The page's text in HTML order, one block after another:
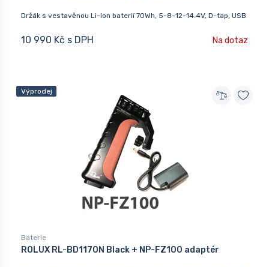
Držák s vestavěnou Li-ion baterií 70Wh, 5-8-12-14.4V, D-tap, USB
10 990 Kč s DPH Na dotaz
Výprodej
Baterie
ROLUX RL-BD1170N Black + NP-FZ100 adaptér